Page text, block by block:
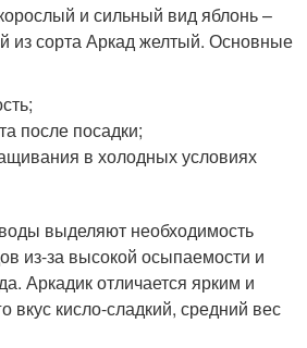
и сильный вид яблонь –
из сорта Аркад желтый. Основные
после посадки;
в холодных условиях
выделяют необходимость
из-за высокой осыпаемости и
Аркадик отличается ярким и
вкус кисло-сладкий, средний вес